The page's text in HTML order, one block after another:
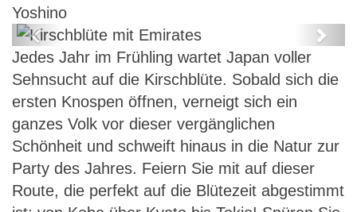
Yoshino
Kirschblüte mit Emirates
Previous
Next
Jedes Jahr im Frühling wartet Japan voller
Sehnsucht auf die Kirschblüte. Sobald sich die
ersten Knospen öffnen, verneigt sich ein
ganzes Volk vor dieser vergänglichen
Schönheit und schweift hinaus in die Natur zur
Party des Jahres. Feiern Sie mit auf dieser
Route, die perfekt auf die Blütezeit abgestimmt